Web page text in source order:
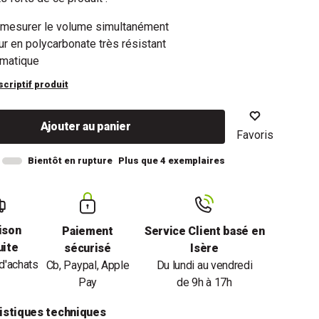
le volume simultanément
en polycarbonate très résistant
produit
Ajouter au panier
Favoris
Bientôt en rupture Plus que 4 exemplaires
Paiement
sécurisé
Cb, Paypal, Apple
Pay
Service Client basé en
Isère
Du lundi au vendredi
de 9h à 17h
techniques